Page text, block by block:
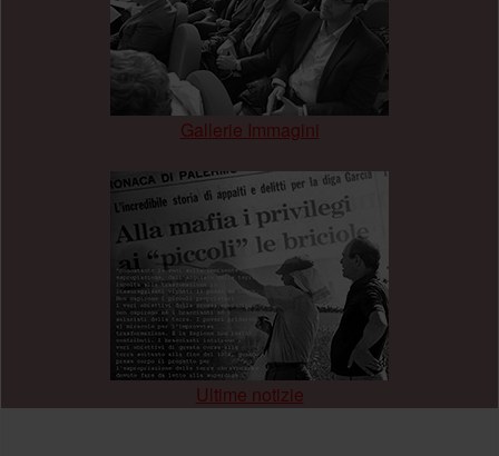
Gallerie Immagini
Ultime notizie